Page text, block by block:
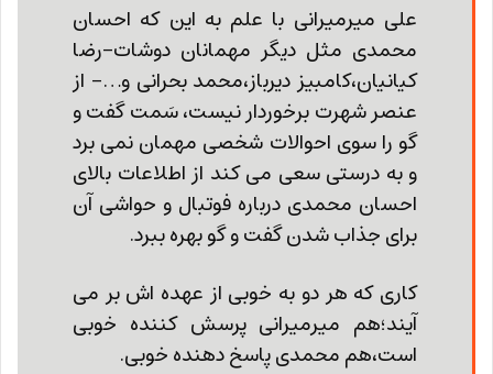
علی میرمیرانی با علم به این که احسان
محمدی مثل دیگر مهمانان دوشات-رضا
کیانیان،کامبیز دیرباز،محمد بحرانی و…- از
عنصر شهرت برخوردار نیست، سَمت گفت و
گو را سوی احوالات شخصی مهمان نمی برد
و به درستی سعی می کند از اطلاعات بالای
احسان محمدی درباره فوتبال و حواشی آن
برای جذاب شدن گفت و گو بهره ببرد.
کاری که هر دو به خوبی از عهده اش بر می
آیند؛هم میرمیرانی پرسش کننده خوبی
است،هم محمدی پاسخ دهنده خوبی.